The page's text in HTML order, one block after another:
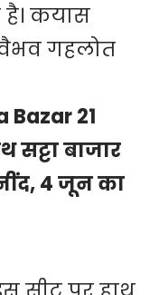
है। कयास
गहलोत
Bazar 21
बाजार
4 जून का